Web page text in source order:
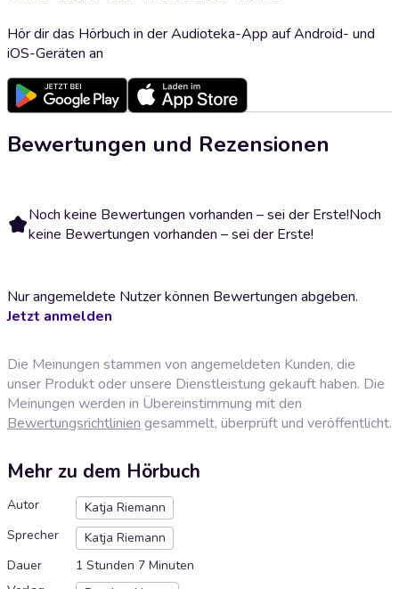
Hör dir das Hörbuch in der Audioteka-App auf Android- und
iOS-Geräten an
Bewertungen und Rezensionen
Noch keine Bewertungen vorhanden – sei der Erste!Noch
keine Bewertungen vorhanden – sei der Erste!
Nur angemeldete Nutzer können Bewertungen abgeben.
Jetzt anmelden
Die Meinungen stammen von angemeldeten Kunden, die
unser Produkt oder unsere Dienstleistung gekauft haben. Die
Meinungen werden in Übereinstimmung mit den
Bewertungsrichtlinien gesammelt, überprüft und veröffentlicht.
Mehr zu dem Hörbuch
Autor
Katja Riemann
Sprecher
Katja Riemann
Dauer
1 Stunden 7 Minuten